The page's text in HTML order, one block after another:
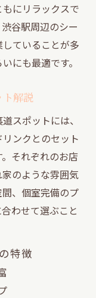
にリラックスで
谷駅周辺のシー
ていることが多
にも最適です。
解説
スポットには、
ンクとのセット
それぞれのお店
のような雰囲気
、個室完備のプ
わせて選ぶこと
特徴